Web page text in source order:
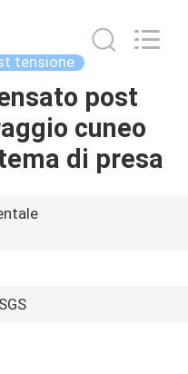
tensione
post
cuneo
di presa